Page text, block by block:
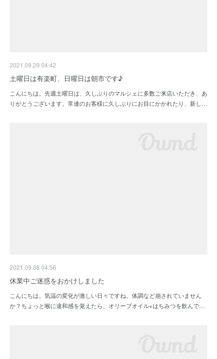
2021.09.29 04:42
土曜日は有楽町、日曜日は朝市です♪
こんにちは。先週土曜日は、久しぶりのマルシェに多数ご来店いただき、あ
りがとうございます。常連のお客様に久しぶりにお目にかかれたり、新し…
2021.09.08 04:56
休業中ご迷惑をおかけしました
こんにちは。気温の変化が激しい日々ですね。体調など崩されていません
か？ちょっと喉に違和感を覚えたら、オリーブオイル+はちみつを飲んで…